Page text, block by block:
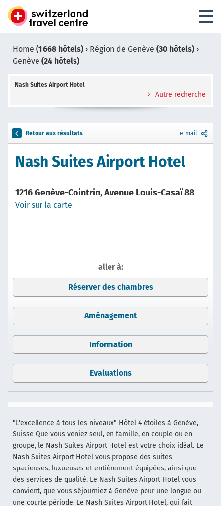
Home (1 668 hôtels) › Région de Genève (30 hôtels) ›
Genève (24 hôtels)
Nash Suites Airport Hotel
Autre recherche
Retour aux résultats e-mail
Nash Suites Airport Hotel
1216 Genève-Cointrin, Avenue Louis-Casaï 88
Voir sur la carte
aller à:
Réserver des chambres
Aménagement
Information
Evaluations
"L'excellence à tous les niveaux" Hôtel 4 étoiles à Genève,
Suisse Que vous veniez seul, en famille, en couple ou en
groupe, le Nash Suites Airport Hotel est votre choix idéal. Le
Nash Suites Airport Hotel vous propose des suites
spacieuses, luxueuses et entièrement équipées, ainsi que
des services de qualité. Le Nash Suites Airport Hotel vous
convient, que vous séjourniez à Genève pour une longue ou
une courte période. Le Nash Suites Airport Hotel, qui fait